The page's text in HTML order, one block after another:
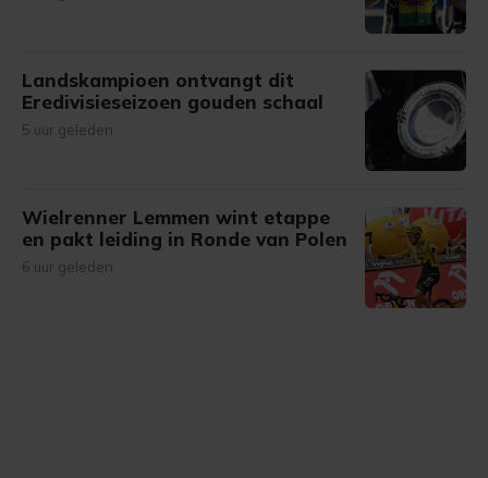
Landskampioen ontvangt dit
Eredivisieseizoen gouden schaal
5 uur geleden
Wielrenner Lemmen wint etappe
en pakt leiding in Ronde van Polen
6 uur geleden